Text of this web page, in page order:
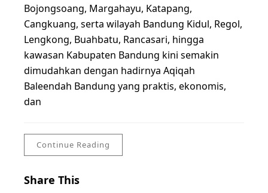
Bojongsoang, Margahayu, Katapang,
Cangkuang, serta wilayah Bandung Kidul, Regol,
Lengkong, Buahbatu, Rancasari, hingga
kawasan Kabupaten Bandung kini semakin
dimudahkan dengan hadirnya Aqiqah
Baleendah Bandung yang praktis, ekonomis,
dan
Continue Reading
Share This